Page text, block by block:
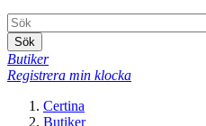
Sök
Butiker
Registrera min klocka
Certina
Butiker